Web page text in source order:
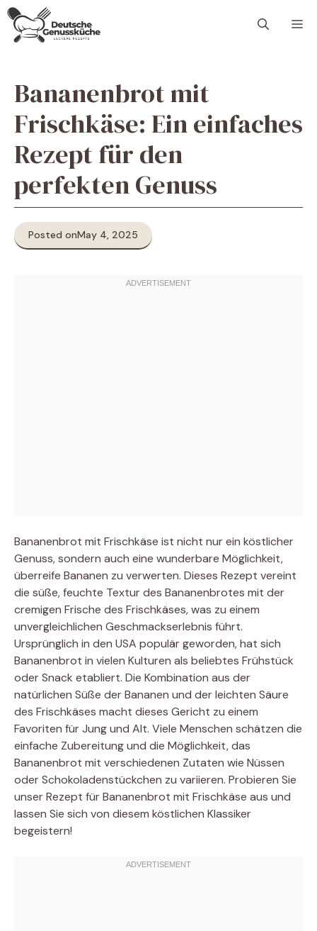
Skip
content
Bananenbrot mit
Frischkäse: Ein einfaches
Rezept für den
perfekten Genuss
Posted onMay 4, 2025
Bananenbrot mit Frischkäse ist nicht nur ein köstlicher
Genuss, sondern auch eine wunderbare Möglichkeit,
überreife Bananen zu verwerten. Dieses Rezept vereint
die süße, feuchte Textur des Bananenbrotes mit der
cremigen Frische des Frischkäses, was zu einem
unvergleichlichen Geschmackserlebnis führt.
Ursprünglich in den USA populär geworden, hat sich
Bananenbrot in vielen Kulturen als beliebtes Frühstück
oder Snack etabliert. Die Kombination aus der
natürlichen Süße der Bananen und der leichten Säure
des Frischkäses macht dieses Gericht zu einem
Favoriten für Jung und Alt. Viele Menschen schätzen die
einfache Zubereitung und die Möglichkeit, das
Bananenbrot mit verschiedenen Zutaten wie Nüssen
oder Schokoladenstückchen zu variieren. Probieren Sie
unser Rezept für Bananenbrot mit Frischkäse aus und
lassen Sie sich von diesem köstlichen Klassiker
begeistern!